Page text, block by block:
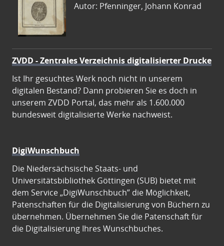
Autor: Pfenninger, Johann Konrad
ZVDD - Zentrales Verzeichnis digitalisierter Drucke
Ist Ihr gesuchtes Werk noch nicht in unserem
digitalen Bestand? Dann probieren Sie es doch in
unserem ZVDD Portal, das mehr als 1.600.000
bundesweit digitalisierte Werke nachweist.
DigiWunschbuch
Die Niedersächsische Staats- und
Universitätsbibliothek Göttingen (SUB) bietet mit
dem Service „DigiWunschbuch” die Möglichkeit,
Patenschaften für die Digitalisierung von Büchern zu
übernehmen. Übernehmen Sie die Patenschaft für
die Digitalisierung Ihres Wunschbuches.